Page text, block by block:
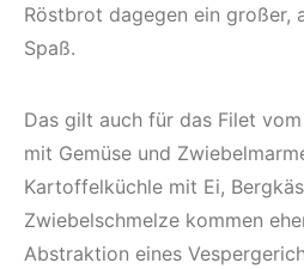
Röstbrot dagegen ein großer,
Spaß.
Das gilt auch für das Filet
mit Gemüse und
Kartoffelküchle mit Ei,
Zwiebelschmelze kommen
Abstraktion eines